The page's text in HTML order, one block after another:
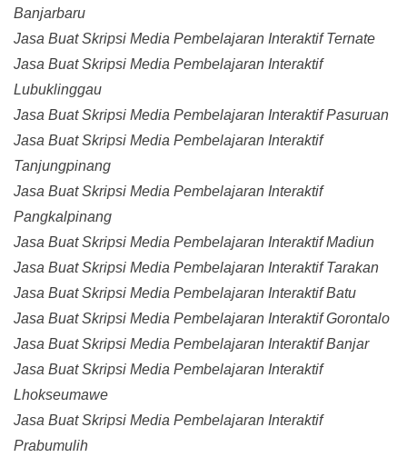
Banjarbaru
Jasa Buat Skripsi Media Pembelajaran Interaktif Ternate
Jasa Buat Skripsi Media Pembelajaran Interaktif
Lubuklinggau
Jasa Buat Skripsi Media Pembelajaran Interaktif Pasuruan
Jasa Buat Skripsi Media Pembelajaran Interaktif
Tanjungpinang
Jasa Buat Skripsi Media Pembelajaran Interaktif
Pangkalpinang
Jasa Buat Skripsi Media Pembelajaran Interaktif Madiun
Jasa Buat Skripsi Media Pembelajaran Interaktif Tarakan
Jasa Buat Skripsi Media Pembelajaran Interaktif Batu
Jasa Buat Skripsi Media Pembelajaran Interaktif Gorontalo
Jasa Buat Skripsi Media Pembelajaran Interaktif Banjar
Jasa Buat Skripsi Media Pembelajaran Interaktif
Lhokseumawe
Jasa Buat Skripsi Media Pembelajaran Interaktif
Prabumulih